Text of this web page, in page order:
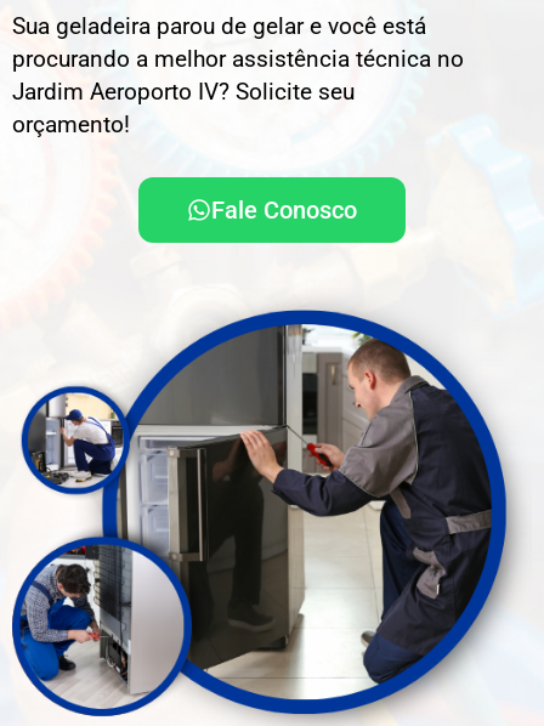
Sua geladeira parou de gelar e você está
procurando a melhor assistência técnica no
Jardim Aeroporto IV? Solicite seu
orçamento!
Fale Conosco